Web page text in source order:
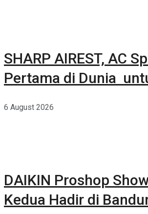
SHARP AIREST, AC
Pertama di Dunia
6 August 2026
DAIKIN Proshop
Kedua Hadir di